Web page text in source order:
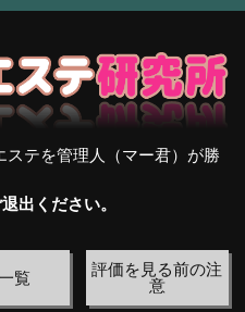
テを管理人（マー君）が勝
出ください。
覧
評価を見る前の注
意